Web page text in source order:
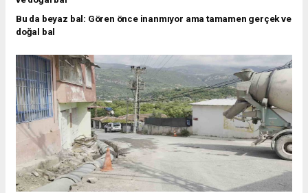
Bu da beyaz bal: Gören önce inanmıyor ama tamamen gerçek ve
doğal bal